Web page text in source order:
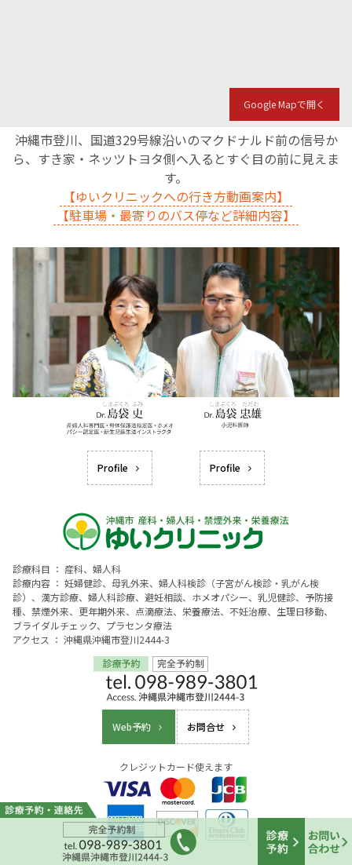
Google Mapで開く
沖縄市登川、国道329号線沿いのマクドナルド前の信号か
ら、すき家・ネッツトヨタ側へ入るとすぐ目の前に見えま
す。
【ゆいクリニックへの行き方動画案内】
【駐車場・最寄りのバス停など詳細内容】
Profile Profile
診療科目 ： 産科、婦人科
診療内容 ： 妊婦健診、母乳外来、婦人科検診（子宮がん検診・乳がん検
診）、漢方診療、婦人科診療、避妊相談、ホメオパシー、乳児健診、予防接
種、禁煙外来、更年期外来、点滴療法、栄養療法、不妊治療、生理日移動、
ブライダルチェック、プラセンタ療法
アクセス ： 沖縄県沖縄市登川2444-3
Web予約 お問合せ
クレジットカード使えます